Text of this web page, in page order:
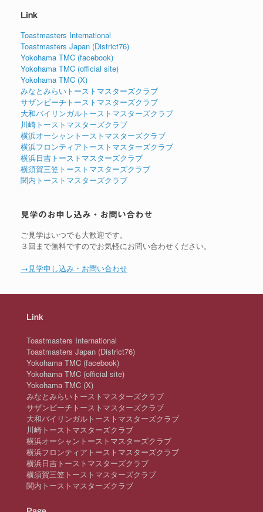
Link
Toastmasters International
Toastmasters Japan (District76)
Yokohama TMC (facebook)
Yokohama TMC (official site)
Yokohama TMC (X)
みなとみらいトーストマスターズクラブ
サザンビーチトーストマスターズクラブ
大和バイリンガルトーストマスターズクラブ
川崎トーストマスターズクラブ
横浜オーシャントーストマスターズクラブ
横浜フロンティアトーストマスターズクラブ
横浜日吉トーストマスターズクラブ
横須賀三笠トーストマスターズクラブ
関内トーストマスターズクラブ
見学のお申し込み・お問い合わせ
ご見学はいつでも大歓迎です。
３回まで無料ですのでお気軽にお問い合わせください。
→見学申し込み・お問い合わせ
Link
Toastmasters International
Toastmasters Japan (District76)
Yokohama TMC (facebook)
Yokohama TMC (official site)
Yokohama TMC (X)
みなとみらいトーストマスターズクラブ
サザンビーチトーストマスターズクラブ
大和バイリンガルトーストマスターズクラブ
川崎トーストマスターズクラブ
横浜オーシャントーストマスターズクラブ
横浜フロンティアトーストマスターズクラブ
横浜日吉トーストマスターズクラブ
横須賀三笠トーストマスターズクラブ
関内トーストマスターズクラブ